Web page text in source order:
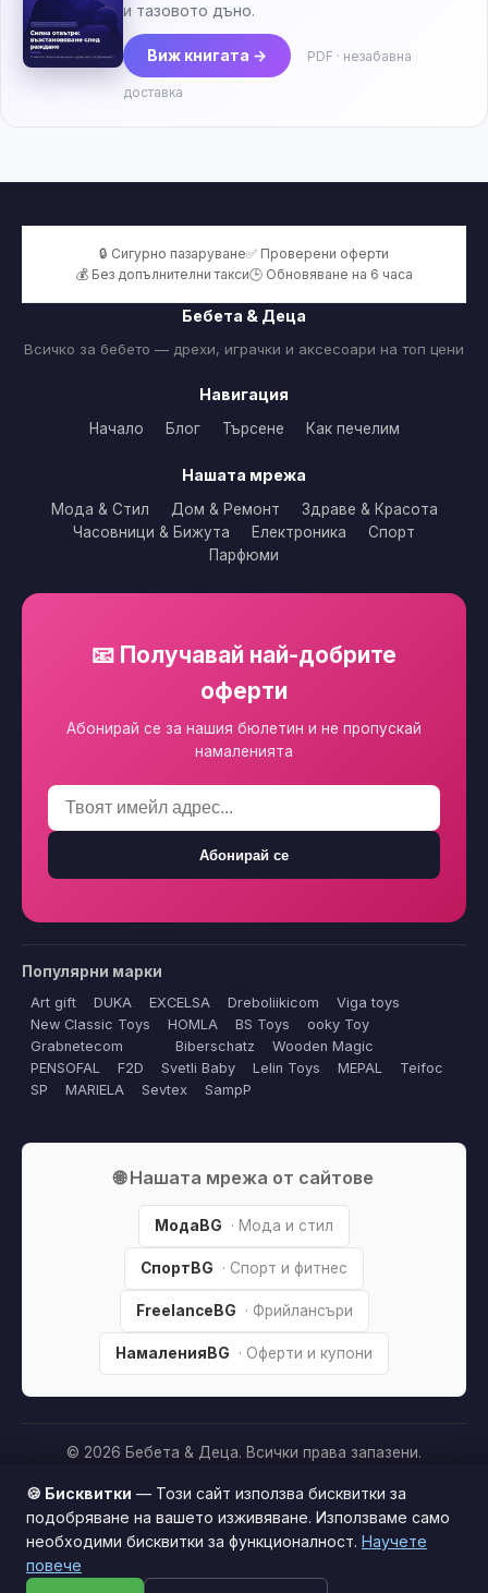
и тазовото дъно.
Виж книгата → PDF · незабавна
доставка
🔒 Сигурно пазаруване✅ Проверени оферти
💰 Без допълнителни такси🕒 Обновяване на 6 часа
Бебета & Деца
Всичко за бебето — дрехи, играчки и аксесоари на топ цени
Навигация
Начало Блог Търсене Как печелим
Нашата мрежа
Мода & Стил Дом & Ремонт
Здраве & Красота
Часовници & Бижута
Електроника
Спорт
Парфюми
📧 Получавай най-добрите
оферти
Абонирай се за нашия бюлетин и не пропускай
намаленията
Абонирай се
Популярни марки
Art gift DUKA EXCELSA Dreboliikicom
Viga toys
New Classic Toys
HOMLA BS Toys
ooky Toy
Grabnetecom
Biberschatz
Wooden Magic
PENSOFAL
F2D Svetli Baby Lelin Toys MEPAL
Teifoc
SP
MARIELA Sevtex SampP
🌐 Нашата мрежа от сайтове
МодаBG · Мода и стил
СпортBG · Спорт и фитнес
FreelanceBG · Фрийлансъри
НамаленияBG · Оферти и купони
© 2026 Бебета & Деца. Всички права запазени.
Партньорско разкриване:
Този сайт е независим и
съдържа партньорски (affiliate) линкове. Когато купите
продукт през тях, може да получим малка комисиона от
това да оскъпява покупката за вас. Това
ни помага да поддържаме сайта безплатен.
Този сайт използва бисквитки за по-добро
🍪 Бисквитки — Този сайт използва бисквитки за
подобряване на вашето изживяване. Използваме само
необходими бисквитки за функционалност. Научете
повече